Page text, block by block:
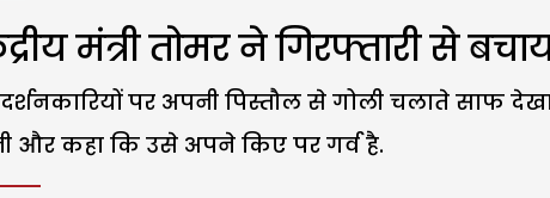
मंत्री तोमर ने गिरफ्तारी से
पर अपनी पिस्तौल से गोली चलाते साफ
और कहा कि उसे अपने किए पर गर्व है.